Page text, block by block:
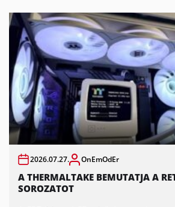
2026.07.27. OnEmOdEr
A THERMALTAKE BEMUTATJA A
SOROZATOT